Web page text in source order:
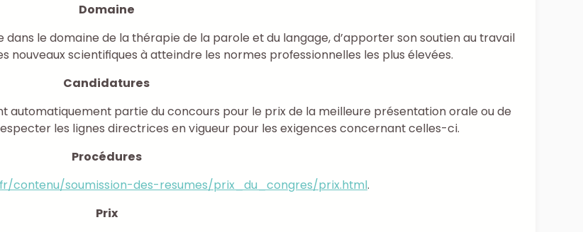
Domaine
le domaine de la thérapie de la parole et du langage, d’apporter son soutien au travail
scientifiques à atteindre les normes professionnelles les plus élevées.
Candidatures
automatiquement partie du concours pour le prix de la meilleure présentation orale ou de
les lignes directrices en vigueur pour les exigences concernant celles-ci.
Procédures
contenu/soumission-des-resumes/prix_du_congres/prix.html.
Prix